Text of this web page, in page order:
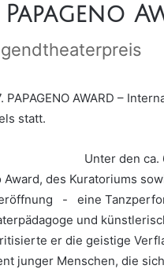
PAPAGENO AWARD –
statt.
Unter den
des Kuratoriums
- eine
und
er die geistige
junger Menschen, die